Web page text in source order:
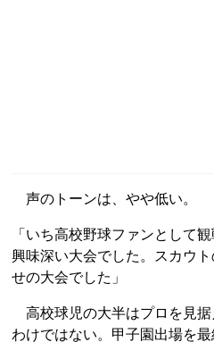
声のトーンは、やや低い。
「いち高校野球ファンとして
興味深い大会でした。スカウ
せの大会でした」
高校球児の大半はプロを見据
わけではない。甲子園出場を最